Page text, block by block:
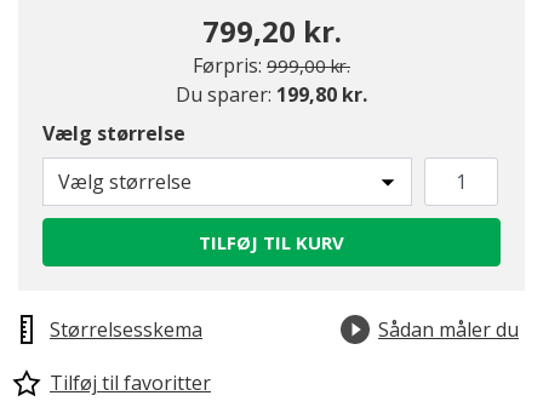
799,20 kr.
Førpris: Pris nedsat fra
999,00 kr.til
Du sparer: 199,80 kr.
Vælg størrelse
Vælg størrelse
TILFØJ TIL KURV
Størrelsesskema
Sådan måler du
Tilføj til favoritter